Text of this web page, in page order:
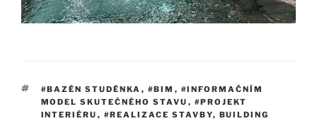
ŠTÍTKY
#BAZÉN STUDÉNKA , #BIM , #INFORMAČNÍM
MODEL SKUTEČNÉHO STAVU , #PROJEKT
INTERIÉRU , #REALIZACE STAVBY, BUILDING